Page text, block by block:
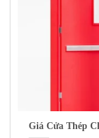
Giá Cửa Thép